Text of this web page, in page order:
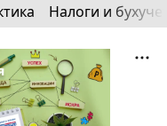
Налоги и